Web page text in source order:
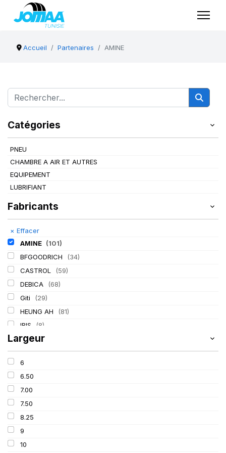
Accueil Partenaires AMINE
Catégories
PNEU
CHAMBRE A AIR ET AUTRES
EQUIPEMENT
LUBRIFIANT
Fabricants
× Effacer
AMINE (101)
BFGOODRICH
(34)
CASTROL
(59)
DEBICA
(68)
Giti
(29)
HEUNG AH
(81)
IRIS
(8)
ITALMATIC
KLEBER (116)
LASSA
LING LONG
MICHELIN
MITAS
Mondolfo ferro
PIRELLI
PROMETEON
Largeur
6
6.50
7.00
7.50
8.25
9
10